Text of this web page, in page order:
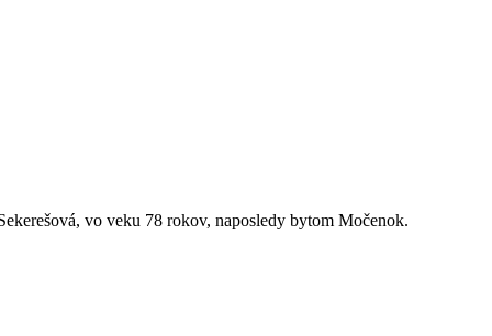
vo veku 78 rokov, naposledy bytom Močenok.